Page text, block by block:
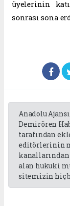
üyelerinin
sonrası sona
Anadolu
Demirören
tarafından
editörlerinin
alan hukuki
sitemizin hiç